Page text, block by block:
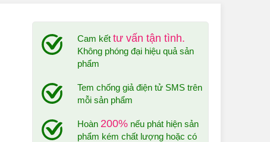
Cam kết tư vấn tận tình.
Không phóng đại hiệu quả sản
phẩm
Tem chống giả điện tử SMS trên
mỗi sản phẩm
Hoàn 200%nếu phát hiện sản
phẩm kém chất lượng hoặc có